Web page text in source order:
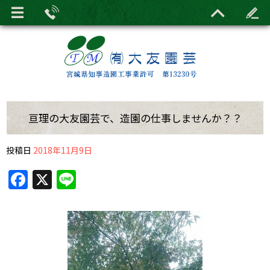
亘理の大友園芸で、造園の仕事しませんか？？
投稿日 2018年11月9日
F
a
X
e